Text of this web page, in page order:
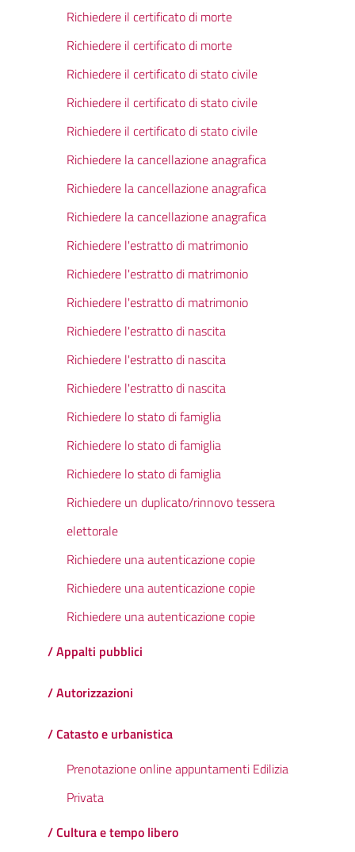
Richiedere il certificato di morte
Richiedere il certificato di morte
Richiedere il certificato di stato civile
Richiedere il certificato di stato civile
Richiedere il certificato di stato civile
Richiedere la cancellazione anagrafica
Richiedere la cancellazione anagrafica
Richiedere la cancellazione anagrafica
Richiedere l'estratto di matrimonio
Richiedere l'estratto di matrimonio
Richiedere l'estratto di matrimonio
Richiedere l'estratto di nascita
Richiedere l'estratto di nascita
Richiedere l'estratto di nascita
Richiedere lo stato di famiglia
Richiedere lo stato di famiglia
Richiedere lo stato di famiglia
Richiedere un duplicato/rinnovo tessera
elettorale
Richiedere una autenticazione copie
Richiedere una autenticazione copie
Richiedere una autenticazione copie
/ Appalti pubblici
/ Autorizzazioni
/ Catasto e urbanistica
Prenotazione online appuntamenti Edilizia
Privata
/ Cultura e tempo libero